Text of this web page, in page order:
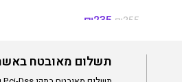
₪355
₪235
תשלום מאובטח